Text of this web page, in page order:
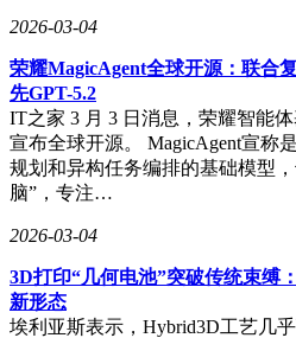
不过，这些开源动态仍处于早期范
然为OpenClaw带来了物理世界的
扩展应用和真实物理任务执行能力
社区中也有不少关于安全性、易
评。而Asimov的人形机器人设计
现实间的“模拟到现实”（sim - to -
2026-03-04
荣耀MagicAgent全球开源：联合
先GPT-5.2
IT之家 3 月 3 日消息，荣耀智能
宣布全球开源。 MagicAgent宣称
规划和异构任务编排的基础模型
脑”，专注…
2026-03-04
3D打印“几何电池”突破传统束缚
新形态
埃利亚斯表示，Hybrid3D工艺几